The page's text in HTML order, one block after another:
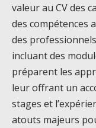
valeur au CV des
des compétences
des
incluant des
préparent les
leur offrant un
stages et
atouts majeurs